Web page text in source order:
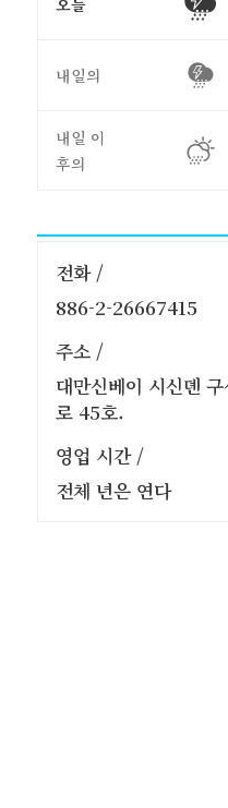
오늘
내일의
내일 이
후의
전화 /
886-2-26667415
주소 /
대만신베이 시신뎬
로 45호.
영업 시간 /
전체 년은 연다